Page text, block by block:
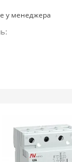
у менеджера